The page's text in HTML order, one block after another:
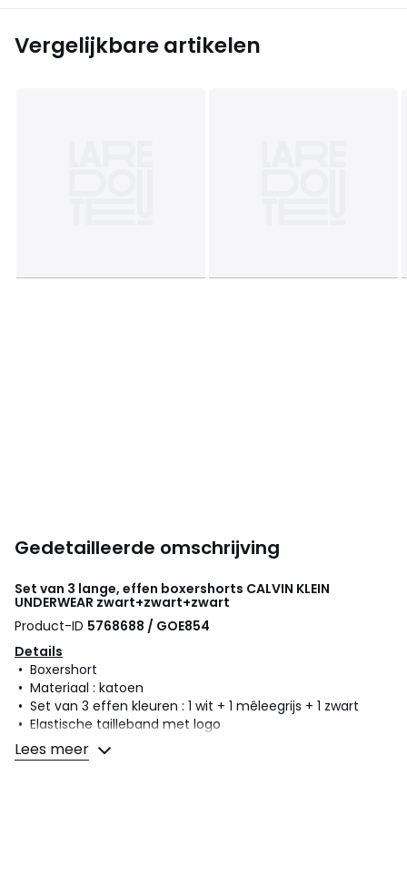
Vergelijkbare artikelen
Gedetailleerde omschrijving
Set van 3 lange, effen boxershorts CALVIN KLEIN
UNDERWEAR zwart+zwart+zwart
Product-ID 5768688 / GOE854
Details
• Boxershort
• Materiaal : katoen
• Set van 3 effen kleuren : 1 wit + 1 mêleegrijs + 1 zwart
• Elastische tailleband met logo
Samenstelling en onderhoud
Lees meer